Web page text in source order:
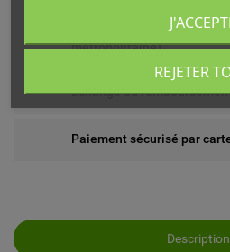
Livré chez vous ou en point
métropolitaine)
Echange ou
Paiement sécurisé par
Description
REJETER